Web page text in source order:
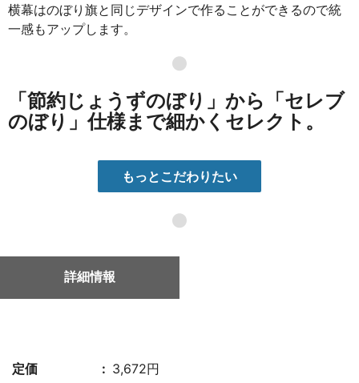
横幕はのぼり旗と同じデザインで作ることができるので統
一感もアップします。
●
「節約じょうずのぼり」から「セレブ
のぼり」仕様まで細かくセレクト。
もっとこだわりたい
●
詳細情報
定価
3,672円